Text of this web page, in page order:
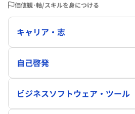
価値観･軸/スキルを身につける
キャリア・志
自己啓発
ビジネスソフトウェア・ツール